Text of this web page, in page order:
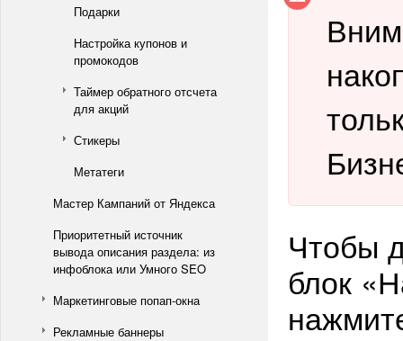
Подарки
Настройка купонов и
промокодов
Таймер обратного отсчета
для акций
Стикеры
Метатеги
Мастер Кампаний от Яндекса
Приоритетный источник
вывода описания раздела: из
инфоблока или Умного SEO
Маркетинговые попап-окна
Рекламные баннеры
Чтобы
блок